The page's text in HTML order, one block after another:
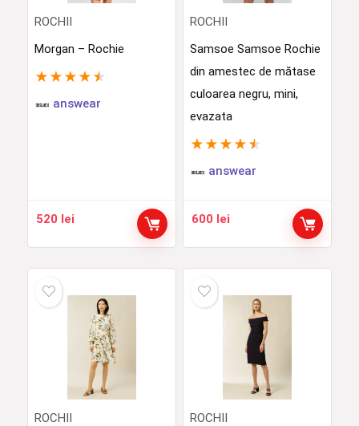
ROCHII
Morgan – Rochie
★ ★ ★ ★ ★
answear
520 lei
ROCHII
Samsoe Samsoe Rochie
din amestec de mătase
culoarea negru, mini,
evazata
★ ★ ★ ★ ★
answear
600 lei
ROCHII
ROCHII